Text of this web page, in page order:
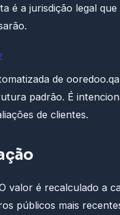
é a jurisdição legal que
de
padrão. É
de clientes.
valor é recalculado a
públicos mais